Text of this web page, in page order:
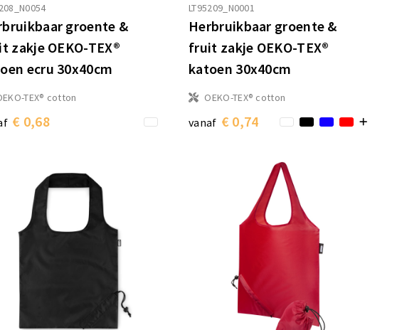
groente &
zakje OEKO-TEX®
ecru 30x40cm
TEX® cotton
€ 0,68
LT95209_N0001
Herbruikbaar groente &
fruit zakje OEKO-TEX®
katoen 30x40cm
OEKO-TEX® cotton
vanaf € 0,74